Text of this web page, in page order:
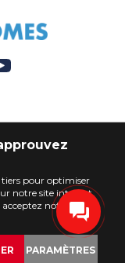
tiers pour optimiser
notre site internet.
notre
PARAMÈTRES